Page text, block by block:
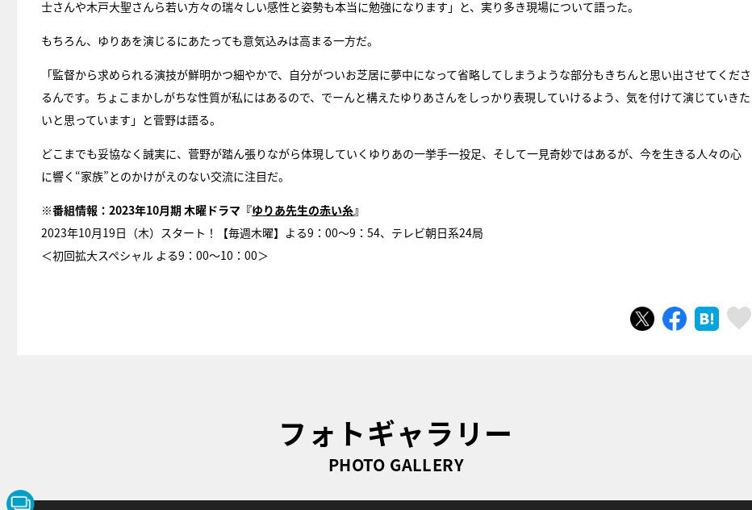
士さんや木戸大聖さんら若い方々の瑞々しい感性と姿勢も本当に勉強になります」と、実り多き現場について語った。
もちろん、ゆりあを演じるにあたっても意気込みは高まる一方だ。
「監督から求められる演技が鮮明かつ細やかで、自分がついお芝居に夢中になって省略してしまうような部分もきちんと思い出させてくださ
るんです。ちょこまかしがちな性質が私にはあるので、でーんと構えたゆりあさんをしっかり表現していけるよう、気を付けて演じていきた
いと思っています」と菅野は語る。
どこまでも妥協なく誠実に、菅野が踏ん張りながら体現していくゆりあの一挙手一投足、そして一見奇妙ではあるが、今を生きる人々の心
に響く“家族”とのかけがえのない交流に注目だ。
※番組情報：2023年10月期 木曜ドラマ『ゆりあ先生の赤い糸』
2023年10月19日（木）スタート！【毎週木曜】よる9：00～9：54、テレビ朝日系24局
＜初回拡大スペシャル よる9：00～10：00＞
ツイートシェア はてブ
フォトギャラリー
PHOTO GALLERY